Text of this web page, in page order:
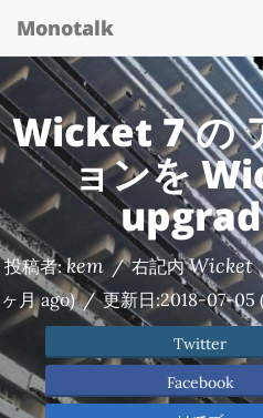
Monotalk
Wicket 7 の
ョンを
投稿者:kem / 右記内Wicket
ヶ月 ago) / 更新日:2018-07-05
Twitter
Facebook